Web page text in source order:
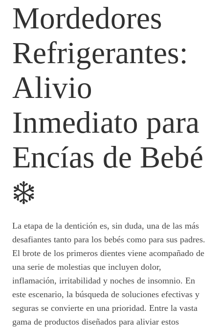
Mordedores
Refrigerantes:
Alivio
Inmediato para
Encías de Bebé
❄️
La etapa de la dentición es, sin duda, una de las más
desafiantes tanto para los bebés como para sus padres.
El brote de los primeros dientes viene acompañado de
una serie de molestias que incluyen dolor,
inflamación, irritabilidad y noches de insomnio. En
este escenario, la búsqueda de soluciones efectivas y
seguras se convierte en una prioridad. Entre la vasta
gama de productos diseñados para aliviar estos